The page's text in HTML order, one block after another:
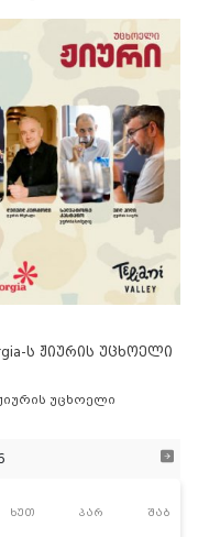
ს ჟიურის უცხოელი
ჟიურის უცხოელი
ხუთ პარ შაბ